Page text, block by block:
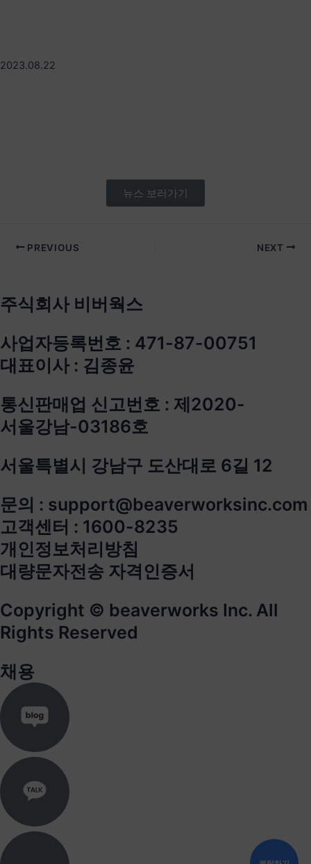
2023.08.22
뉴스 보러가기
PREVIOUS NEXT
주식회사 비버웍스
사업자등록번호 : 471-87-00751
대표이사 : 김종윤
통신판매업 신고번호 : 제2020-
서울강남-03186호
서울특별시 강남구 도산대로 6길 12
문의 : support@beaverworksinc.com
고객센터 : 1600-8235
개인정보처리방침
대량문자전송 자격인증서
Copyright © beaverworks Inc. All
Rights Reserved
채용